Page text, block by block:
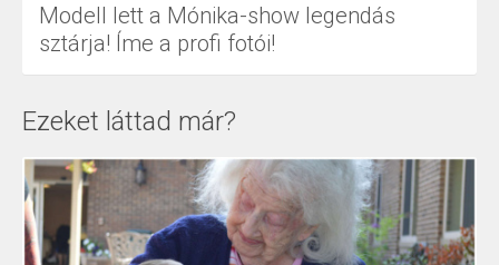
Modell lett a Mónika-show legendás
sztárja! Íme a profi fotói!
Ezeket láttad már?